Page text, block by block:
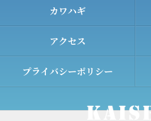
カワハギ
アクセス
プライバシーポリシー